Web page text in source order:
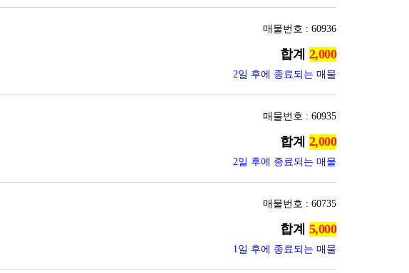
매물번호 : 60936
합계
2일 후에 종료되는 매물
매물번호 : 60935
합계
2일 후에 종료되는 매물
매물번호 : 60735
합계
1일 후에 종료되는 매물